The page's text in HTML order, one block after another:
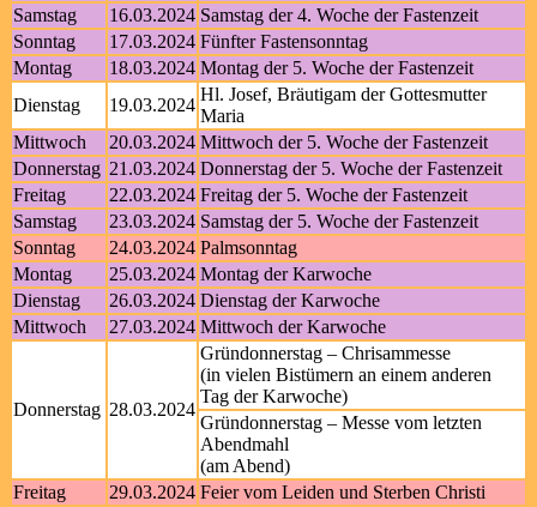
Samstag
16.03.2024 Samstag der 4. Woche der Fastenzeit
Sonntag
17.03.2024 Fünfter Fastensonntag
Montag
18.03.2024 Montag der 5. Woche der Fastenzeit
Dienstag
19.03.2024
Hl. Josef, Bräutigam der Gottesmutter
Maria
Mittwoch
20.03.2024 Mittwoch der 5. Woche der Fastenzeit
Donnerstag 21.03.2024 Donnerstag der 5. Woche der Fastenzeit
Freitag
22.03.2024 Freitag der 5. Woche der Fastenzeit
Samstag
23.03.2024 Samstag der 5. Woche der Fastenzeit
Sonntag
24.03.2024 Palmsonntag
Montag
25.03.2024 Montag der Karwoche
Dienstag
26.03.2024 Dienstag der Karwoche
Mittwoch
27.03.2024 Mittwoch der Karwoche
Donnerstag 28.03.2024
Gründonnerstag – Chrisammesse
(in vielen Bistümern an einem anderen
Tag der Karwoche)
Gründonnerstag – Messe vom letzten
Abendmahl
(am Abend)
Freitag
29.03.2024 Feier vom Leiden und Sterben Christi